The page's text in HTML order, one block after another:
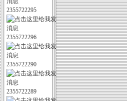
2355722295
2355722296
2355722290
2355722289